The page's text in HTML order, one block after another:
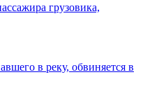
грузовика,
в реку, обвиняется в